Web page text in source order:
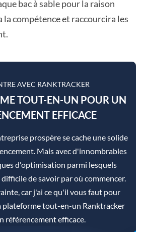
bac à sable pour la raison
la compétence et raccourcira les
AVEC RANKTRACKER
TOUT-EN-UN POUR UN
EFFICACE
prospère se cache une solide
Mais avec d'innombrables
d'optimisation parmi lesquels
de savoir par où commencer.
car j'ai ce qu'il vous faut pour
plateforme tout-en-un Ranktracker
référencement efficace.